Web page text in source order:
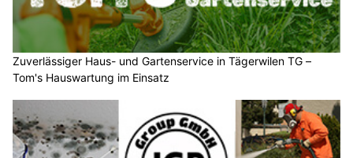
Zuverlässiger Haus- und Gartenservice in Tägerwilen TG –
Tom's Hauswartung im Einsatz